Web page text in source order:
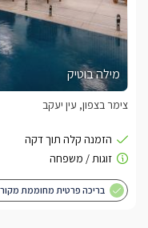
מילה בוטיק
צימר בצפון, עין יעקב
בריכה פרטית מחוממת